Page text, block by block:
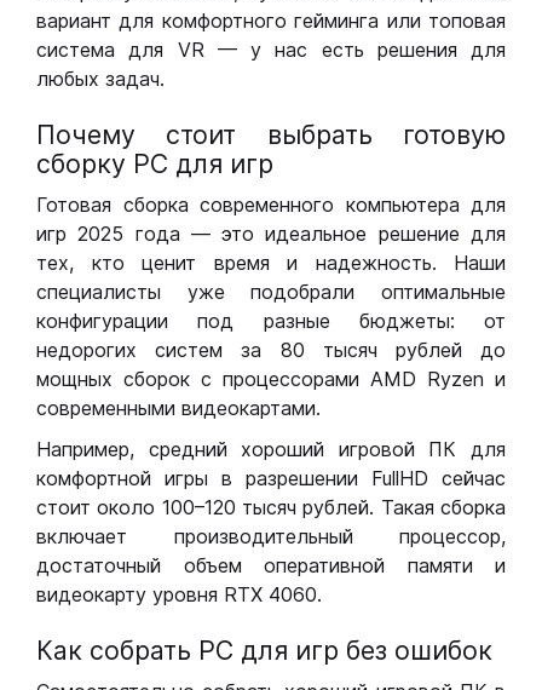
вариант для комфортного гейминга или топовая
система для VR — у нас есть решения для
любых задач.
Почему стоит выбрать готовую
сборку РС для игр
Готовая сборка современного компьютера для
игр 2025 года — это идеальное решение для
тех, кто ценит время и надежность. Наши
специалисты уже подобрали оптимальные
конфигурации под разные бюджеты: от
недорогих систем за 80 тысяч рублей до
мощных сборок с процессорами AMD Ryzen и
современными видеокартами.
Например, средний хороший игровой ПК для
комфортной игры в разрешении FullHD сейчас
стоит около 100–120 тысяч рублей. Такая сборка
включает производительный процессор,
достаточный объем оперативной памяти и
видеокарту уровня RTX 4060.
Как собрать РС для игр без ошибок